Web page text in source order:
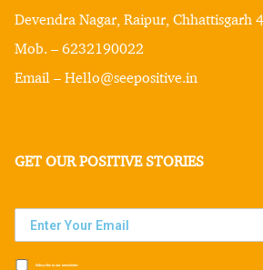
Devendra Nagar, Raipur, Chhattisgarh
Mob. – 6232190022
Email – Hello@seepositive.in
GET OUR POSITIVE STORIES
Subscribe to our newsletter